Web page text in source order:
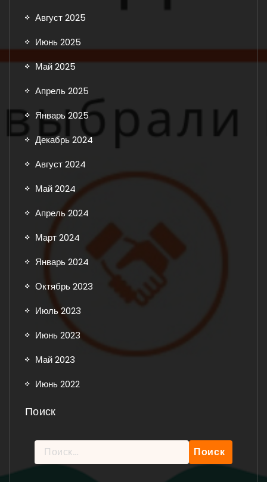
Август 2025
Июнь 2025
Май 2025
Апрель 2025
Январь 2025
Декабрь 2024
Август 2024
Май 2024
Апрель 2024
Март 2024
Январь 2024
Октябрь 2023
Июль 2023
Июнь 2023
Май 2023
Июнь 2022
Поиск
Найти: